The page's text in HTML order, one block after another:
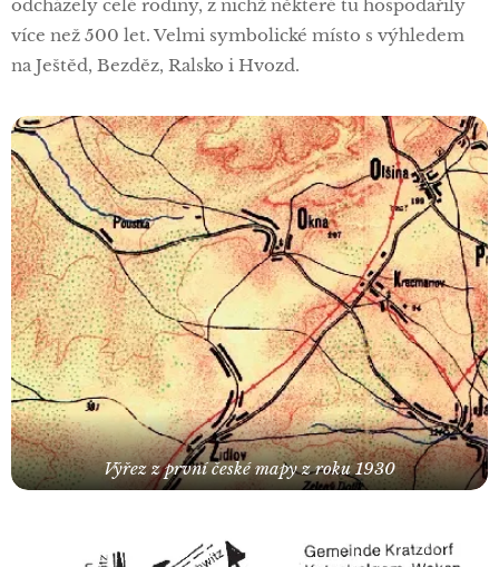
odcházely celé rodiny, z nichž některé tu hospodařily
více než 500 let. Velmi symbolické místo s výhledem
na Ještěd, Bezděz, Ralsko i Hvozd.
Výřez z první české mapy z roku 1930